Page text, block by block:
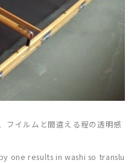
フイルムと間違える程の透明感
one results in washi so translu